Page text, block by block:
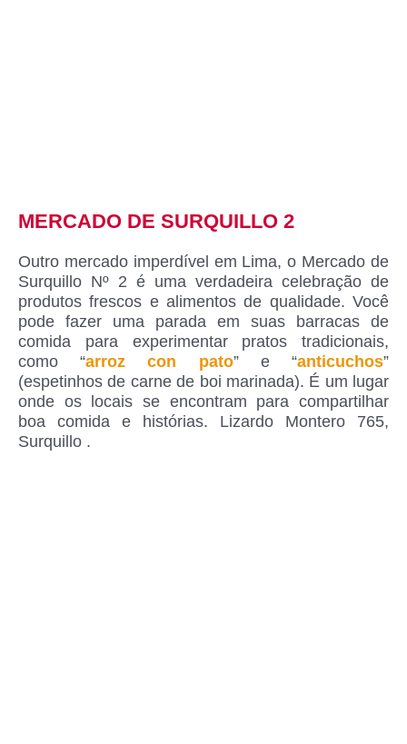
MERCADO DE SURQUILLO 2
Outro mercado imperdível em Lima, o Mercado de
Surquillo Nº 2 é uma verdadeira celebração de
produtos frescos e alimentos de qualidade. Você
pode fazer uma parada em suas barracas de
comida para experimentar pratos tradicionais,
como “arroz con pato” e “anticuchos”
(espetinhos de carne de boi marinada). É um lugar
onde os locais se encontram para compartilhar
boa comida e histórias. Lizardo Montero 765,
Surquillo .